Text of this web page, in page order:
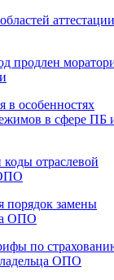
продлен
в особенностях
в сфере ПБ
отраслевой
порядок замены
ОПО
по
ОПО